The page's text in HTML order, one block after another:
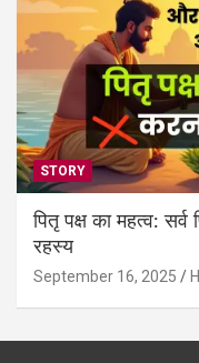
STORY
पितृ पक्ष का महत्व:
रहस्य
September 16, 2025